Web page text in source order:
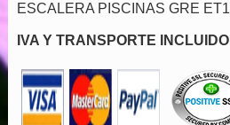
ESCALERA PISCINAS GRE
IVA Y TRANSPORTE